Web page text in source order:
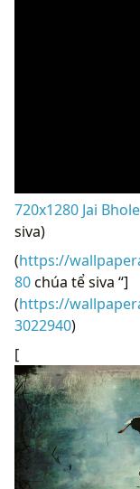
720x1280 Jai
siva)
(https://
80chúa tể siva “]
(https://
3022940)
[